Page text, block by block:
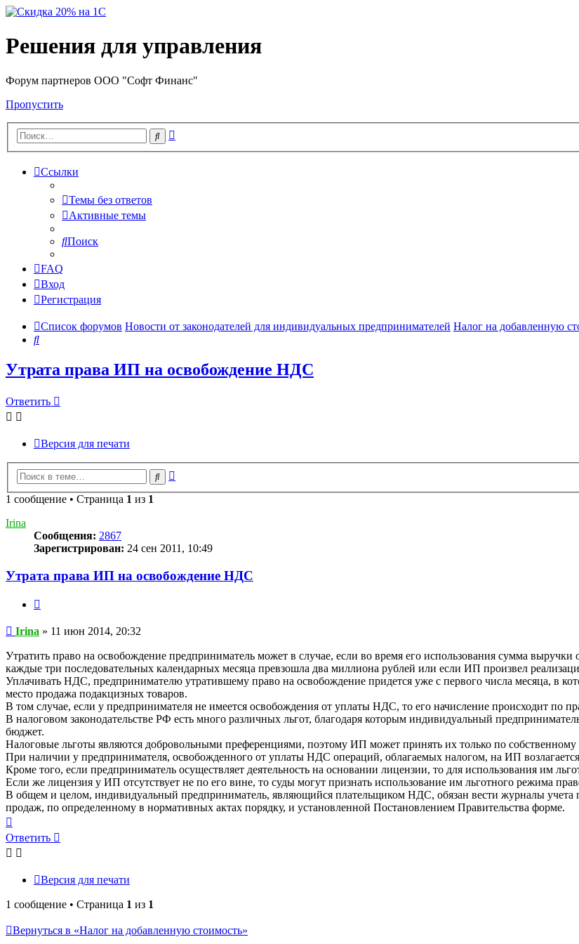
Решения для управления
Форум партнеров ООО "Софт Финанс"
Пропустить
Поиск
Ссылки
Темы без ответов
Активные темы
Поиск
FAQ
Вход
Регистрация
Список форумов Новости от законодателей для индивидуальных предпринимателей Налог на добавленную
Поиск
Утрата права ИП на освобождение НДС
Ответить
Версия для печати
Поиск
1 сообщение • Страница 1 из 1
Irina
Сообщения: 2867
Зарегистрирован: 24 сен 2011, 10:49
Утрата права ИП на освобождение НДС
Сообщение
Irina » 11 июн 2014, 20:32
Утратить право на освобождение предприниматель может в случае, если во время его использования сумма
каждые три последовательных календарных месяца превзошла два миллиона рублей или если ИП произвел
Уплачивать НДС, предпринимателю утратившему право на освобождение придется уже с первого числа месяца, в
место продажа подакцизных товаров.
В том случае, если у предпринимателя не имеется освобождения от уплаты НДС, то его начисление происходит по
В налоговом законодательстве РФ есть много различных льгот, благодаря которым индивидуальный
бюджет.
Налоговые льготы являются добровольными преференциями, поэтому ИП может принять их только по
При наличии у предпринимателя, освобожденного от уплаты НДС операций, облагаемых налогом, на ИП
Кроме того, если предприниматель осуществляет деятельность на основании лицензии, то для использования им
Если же лицензия у ИП отсутствует не по его вине, то суды могут признать использование им льготного режима
В общем и целом, индивидуальный предприниматель, являющийся плательщиком НДС, обязан вести журналы учета
продаж, по определенному в нормативных актах порядку, и установленной Постановлением Правительства форме.
к
началу
Ответить
Версия для печати
1 сообщение • Страница 1 из 1
Вернуться в «Налог на добавленную стоимость»